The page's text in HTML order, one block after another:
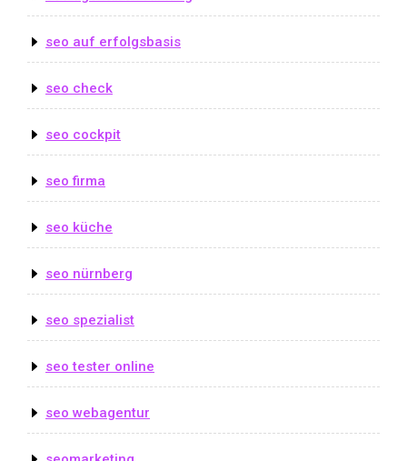
seo auf erfolgsbasis
seo check
seo cockpit
seo firma
seo küche
seo nürnberg
seo spezialist
seo tester online
seo webagentur